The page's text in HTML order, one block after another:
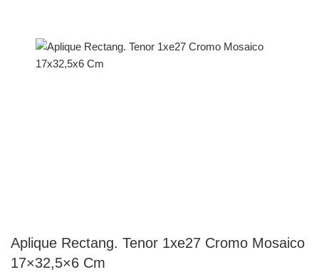
Aplique Rectang. Tenor 1xe27 Cromo Mosaico
17×32,5×6 Cm